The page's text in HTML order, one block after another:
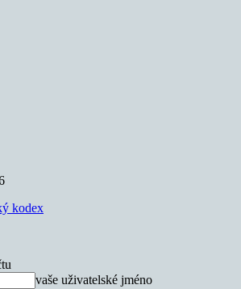
kodex
vaše uživatelské jméno